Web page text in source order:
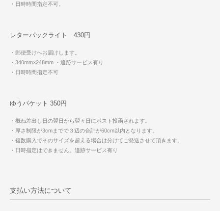
・日時時間指定不可。
レターパックライト 430円
・郵便受けへお届けします。
・340mm×248mm ・追跡サービス有り
・日時時間指定不可
ゆうパケット 350円
・概ね差出し日の翌日から翌々日にポスト投函されます。
・厚さ制限が3cmまでで３辺の合計が60cm以内となります。
・複数購入でそのサイズを超える場合は分けてご発送させて頂きます。
・日時指定はできません。追跡サービス有り
支払い方法について